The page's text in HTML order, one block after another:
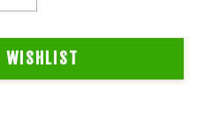
WISHLIST